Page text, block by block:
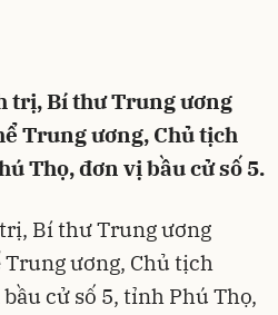
trị, Bí thư Trung ương
Trung ương, Chủ tịch
Thọ, đơn vị bầu cử số 5.
Bí thư Trung ương
ương, Chủ tịch
cử số 5, tỉnh Phú Thọ,